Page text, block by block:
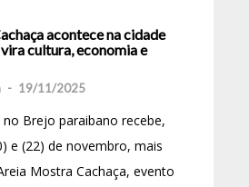
acontece na cidade
cultura, economia e
- 19/11/2025
no Brejo paraibano recebe,
e (22) de novembro, mais
Mostra Cachaça, evento